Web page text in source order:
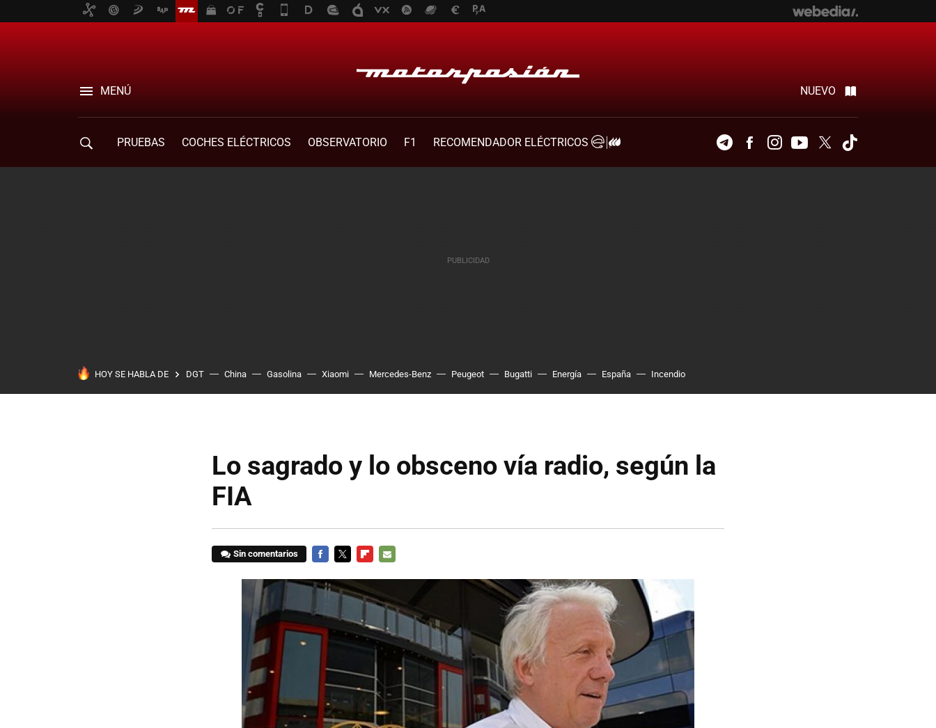
MENÚ NUEVO
PRUEBAS COCHES ELÉCTRICOS OBSERVATORIO F1
RECOMENDADOR ELÉCTRICOS
TelegramFacebookInstagramYoutubeTwitter
HOY SE HABLA DE DGT China Gasolina Xiaomi Mercedes-Benz Peugeot Bugatti Energía España Incendio
Lo sagrado y lo obsceno vía radio, según la
FIA
Sin comentarios